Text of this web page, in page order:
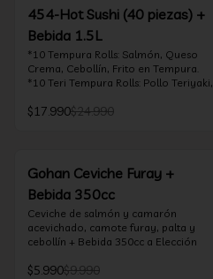
salmón y bañado en salsa acevichada
*10 Tempura Rolls: Salmón, Queso
Crema, Cebollín, Frito en Tempura.
*Incluye 2 palitos, 2 soya 30ml, 1 salsa
teriyaki 30ml
454-Hot Sushi (40 piezas) +
Bebida 1.5L
*10 Tempura Rolls: Salmón, Queso
Crema, Cebollín, Frito en Tempura.
*10 Teri Tempura Rolls: Pollo Teriyaki,
Tempura
Queso Crema y Cebollín, frito en
tempura
*Incluye 2 palitos, 2 soya 30ml, 1 salsa
teriyaki 30ml
$17.990$24.990
Gohan Ceviche Furay +
Bebida 350cc
Ceviche de salmón y camarón
acevichado, camote furay, palta y
cebollín + Bebida 350cc a Elección
$5.990$9.990